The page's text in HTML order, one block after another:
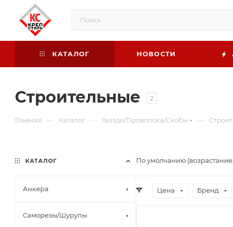
КАТАЛОГ НОВОСТИ
Строительные 2
Главная — Каталог — Гвозди/Проволока/Скобы —
По умолчанию
Цена Бренд
КАТАЛОГ
Анкера
Саморезы/Шурупы